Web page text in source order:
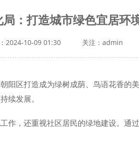
：打造城市绿色宜居环
2024-10-09 01:30 关注：admin
阳区打造成为绿树成荫、鸟语花香的
续发展。
作，还重视社区居民的绿地建设。通